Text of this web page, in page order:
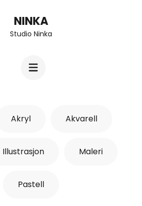
NINKA
Studio Ninka
Akryl Akvarell
Illustrasjon Maleri
Pastell